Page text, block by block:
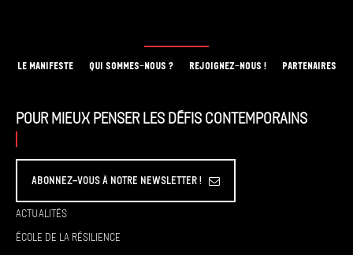
LE MANIFESTE QUI SOMMES-NOUS ? REJOIGNEZ-NOUS ! PARTENAIRES
Pour mieux penser les défis contemporains
Abonnez-vous à Notre Newsletter !
Actualités
École de la résilience